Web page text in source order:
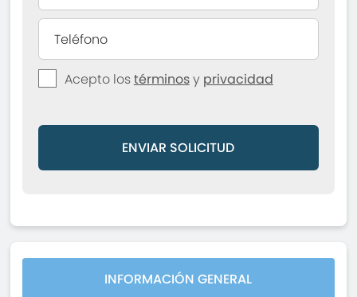
Acepto lostérminosy privacidad
ENVIAR SOLICITUD
INFORMACIÓN GENERAL